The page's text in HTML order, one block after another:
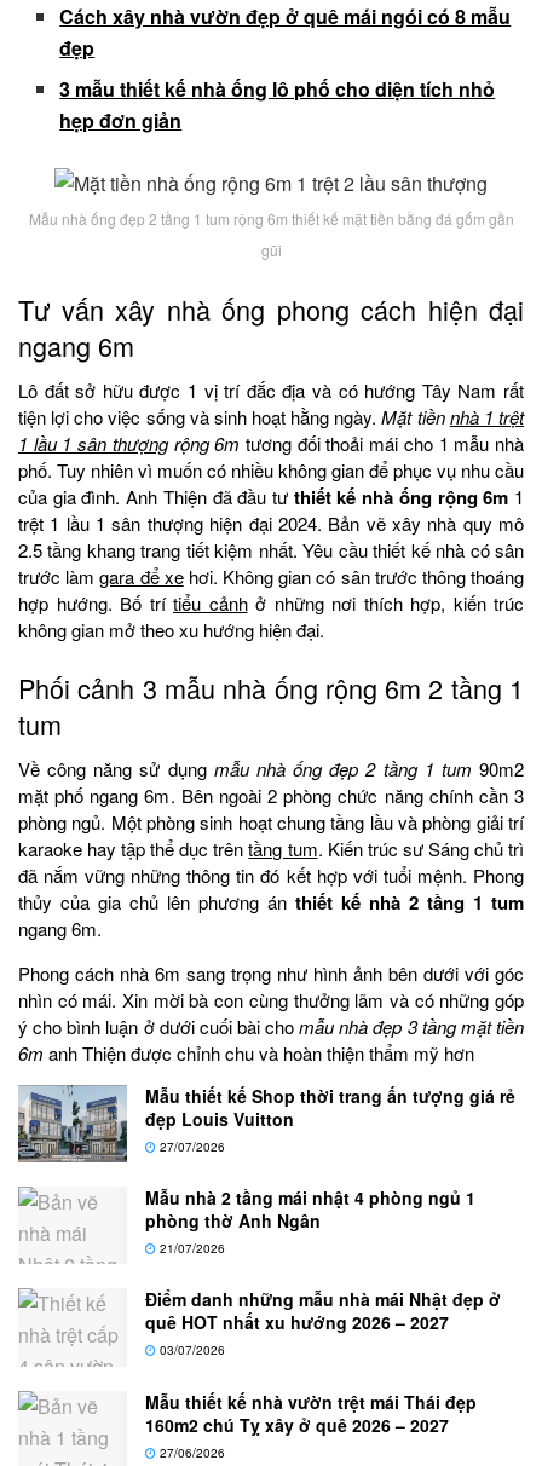
Cách xây nhà vườn đẹp ở quê mái ngói có 8 mẫu
đẹp
3 mẫu thiết kế nhà ống lô phố cho diện tích nhỏ
hẹp đơn giản
Mẫu nhà ống đẹp 2 tầng 1 tum rộng 6m thiết kế mặt tiền bằng đá gốm gần
gũi
Tư vấn xây nhà ống phong cách hiện đại
ngang 6m
Lô đất sở hữu được 1 vị trí đắc địa và có hướng Tây Nam rất
tiện lợi cho việc sống và sinh hoạt hằng ngày.Mặt tiền nhà 1 trệt
1 lầu 1 sân thượngrộng 6m tương đối thoải mái cho 1 mẫu nhà
phố. Tuy nhiên vì muốn có nhiều không gian để phục vụ nhu cầu
của gia đình. Anh Thiện đã đầu tư thiết kế nhà ống rộng 6m 1
trệt 1 lầu 1 sân thượng hiện đại 2024. Bản vẽ xây nhà quy mô
2.5 tầng khang trang tiết kiệm nhất. Yêu cầu thiết kế nhà có sân
trước làmgara để xehơi. Không gian có sân trước thông thoáng
hợp hướng. Bố trí tiểu cảnhở những nơi thích hợp, kiến trúc
không gian mở theo xu hướng hiện đại.
Phối cảnh 3 mẫu nhà ống rộng 6m 2 tầng 1
tum
Về công năng sử dụng mẫu nhà ống đẹp 2 tầng 1 tum 90m2
mặt phố ngang 6m. Bên ngoài 2 phòng chức năng chính cần 3
phòng ngủ. Một phòng sinh hoạt chung tầng lầu và phòng giải trí
karaoke hay tập thể dục trêntầng tum. Kiến trúc sư Sáng chủ trì
đã nắm vững những thông tin đó kết hợp với tuổi mệnh. Phong
thủy của gia chủ lên phương án thiết kế nhà 2 tầng 1 tum
ngang 6m.
Phong cách nhà 6m sang trọng như hình ảnh bên dưới với góc
nhìn có mái. Xin mời bà con cùng thưởng lãm và có những góp
ý cho bình luận ở dưới cuối bài chomẫu nhà đẹp 3 tầng mặt tiền
6m anh Thiện được chỉnh chu và hoàn thiện thẩm mỹ hơn
Mẫu thiết kế Shop thời trang ấn tượng giá rẻ
đẹp Louis Vuitton
27/07/2026
Mẫu nhà 2 tầng mái nhật 4 phòng ngủ 1
phòng thờ Anh Ngân
21/07/2026
Điểm danh những mẫu nhà mái Nhật đẹp ở
quê HOT nhất xu hướng 2026 – 2027
03/07/2026
Mẫu thiết kế nhà vườn trệt mái Thái đẹp
160m2 chú Tỵ xây ở quê 2026 – 2027
27/06/2026